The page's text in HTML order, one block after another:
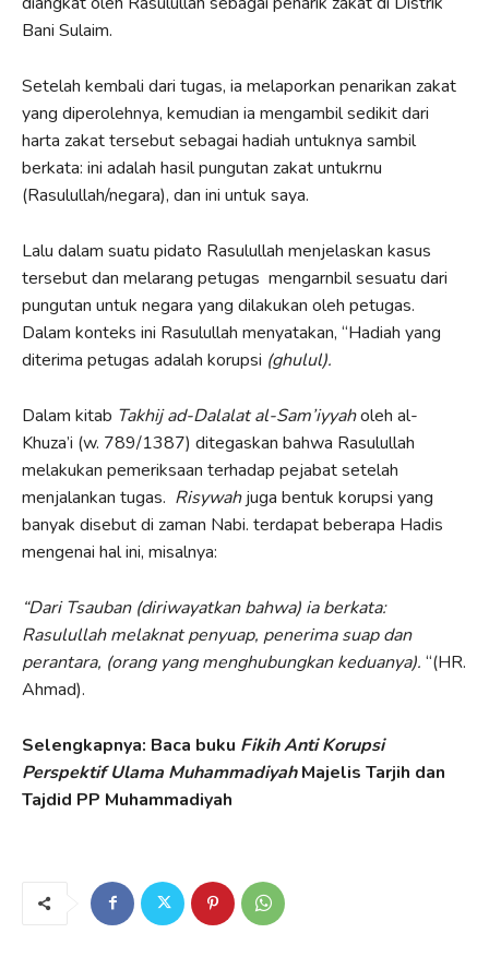
Bani Sulaim.
Setelah kembali dari tugas, ia melaporkan penarikan zakat
yang diperolehnya, kemudian ia mengambil sedikit dari
harta zakat tersebut sebagai hadiah untuknya sambil
berkata: ini adalah hasil pungutan zakat untukrnu
(Rasulullah/negara), dan ini untuk saya.
Lalu dalam suatu pidato Rasulullah menjelaskan kasus
tersebut dan melarang petugas mengarnbil sesuatu dari
pungutan untuk negara yang dilakukan oleh petugas.
Dalam konteks ini Rasulullah menyatakan, “Hadiah yang
diterima petugas adalah korupsi (ghulul).
Dalam kitab Takhij ad-Dalalat al-Sam’iyyaholeh al-
Khuza’i (w. 789/1387) ditegaskan bahwa Rasulullah
melakukan pemeriksaan terhadap pejabat setelah
menjalankan tugas. Risywahjuga bentuk korupsi yang
banyak disebut di zaman Nabi. terdapat beberapa Hadis
mengenai hal ini, misalnya:
“Dari Tsauban (diriwayatkan bahwa) ia berkata:
Rasulullah melaknat penyuap, penerima suap dan
perantara, (orang yang menghubungkan keduanya). “(HR.
Ahmad).
Selengkapnya: Baca buku Fikih Anti Korupsi
Perspektif Ulama MuhammadiyahMajelis Tarjih dan
Tajdid PP Muhammadiyah